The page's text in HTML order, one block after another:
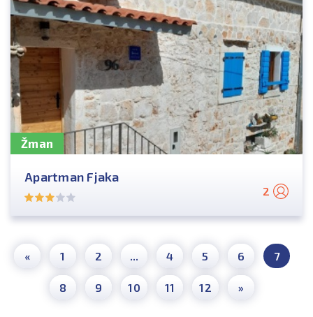
Žman
Apartman Fjaka
2
« 1 2 ... 4 5 6 7
8 9 10 11 12 »